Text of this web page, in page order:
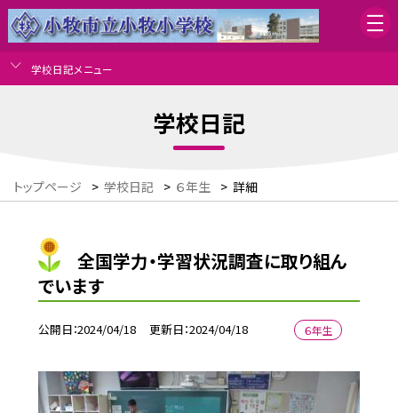
学校日記メニュー
学校日記
トップページ > 学校日記 > ６年生 > 詳細
全国学力・学習状況調査に取り組ん
でいます
公開日 2024/04/18 更新日 2024/04/18 ６年生